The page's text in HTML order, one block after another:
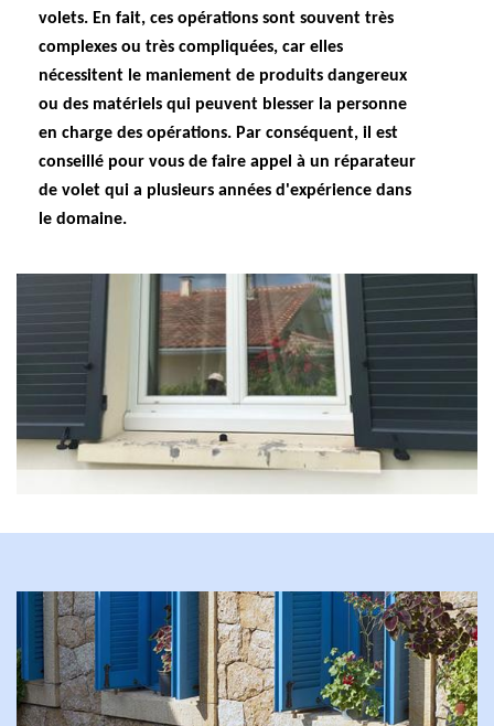
volets. En fait, ces opérations sont souvent très
complexes ou très compliquées, car elles
nécessitent le maniement de produits dangereux
ou des matériels qui peuvent blesser la personne
en charge des opérations. Par conséquent, il est
conseillé pour vous de faire appel à un réparateur
de volet qui a plusieurs années d'expérience dans
le domaine.